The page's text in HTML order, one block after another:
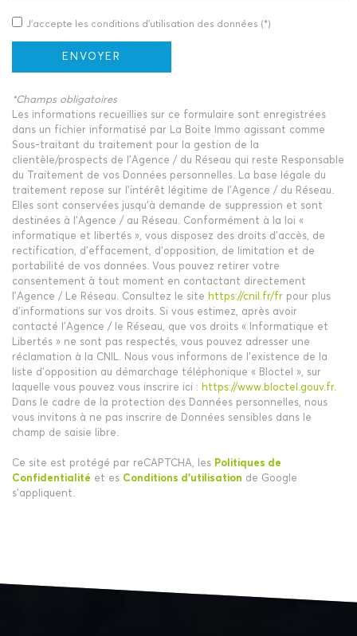
J'accepte les conditions d'utilisation des données (*)
ENVOYER
*Champs obligatoires
Les informations recueillies sur ce formulaire sont enregistrées
dans un fichier informatisé par La Boite Immo agissant comme
Sous-traitant du traitement pour la gestion de la
clientèle/prospects de l'Agence / du Réseau qui reste Responsable
du Traitement de vos Données personnelles. La base légale du
traitement repose sur l'intérêt légitime de l'Agence / du Réseau.
Elles sont conservées jusqu'à demande de suppression et sont
destinées à l'Agence / au Réseau. Conformément à la loi «
informatique et libertés », vous disposez des droits d’accès, de
rectification, d’effacement, d’opposition, de limitation et de
portabilité de vos données. Vous pouvez retirer votre
consentement à tout moment en contactant directement
l’Agence / Le Réseau. Consultez le site https://cnil.fr/fr pour plus
d’informations sur vos droits. Si vous estimez, après avoir
contacté l'Agence / le Réseau, que vos droits « Informatique et
Libertés » ne sont pas respectés, vous pouvez adresser une
réclamation à la CNIL. Nous vous informons de l’existence de la
liste d'opposition au démarchage téléphonique « Bloctel », sur
laquelle vous pouvez vous inscrire ici : https://www.bloctel.gouv.fr.
Dans le cadre de la protection des Données personnelles, nous
vous invitons à ne pas inscrire de Données sensibles dans le
champ de saisie libre.
Ce site est protégé par reCAPTCHA, les Politiques de
Confidentialité et es Conditions d'utilisation de Google
s'appliquent.